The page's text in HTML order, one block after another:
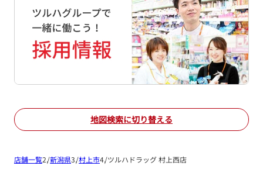
地図検索に切り替える
店舗一覧 新潟県 村上市 ツルハドラッグ 村上西店